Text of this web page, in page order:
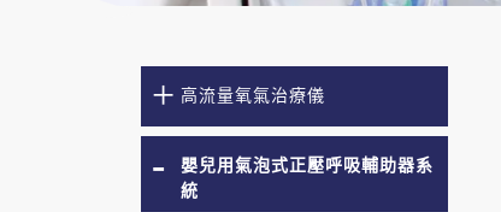
高流量氧氣治療儀
嬰兒用氣泡式正壓呼吸輔助器系
統